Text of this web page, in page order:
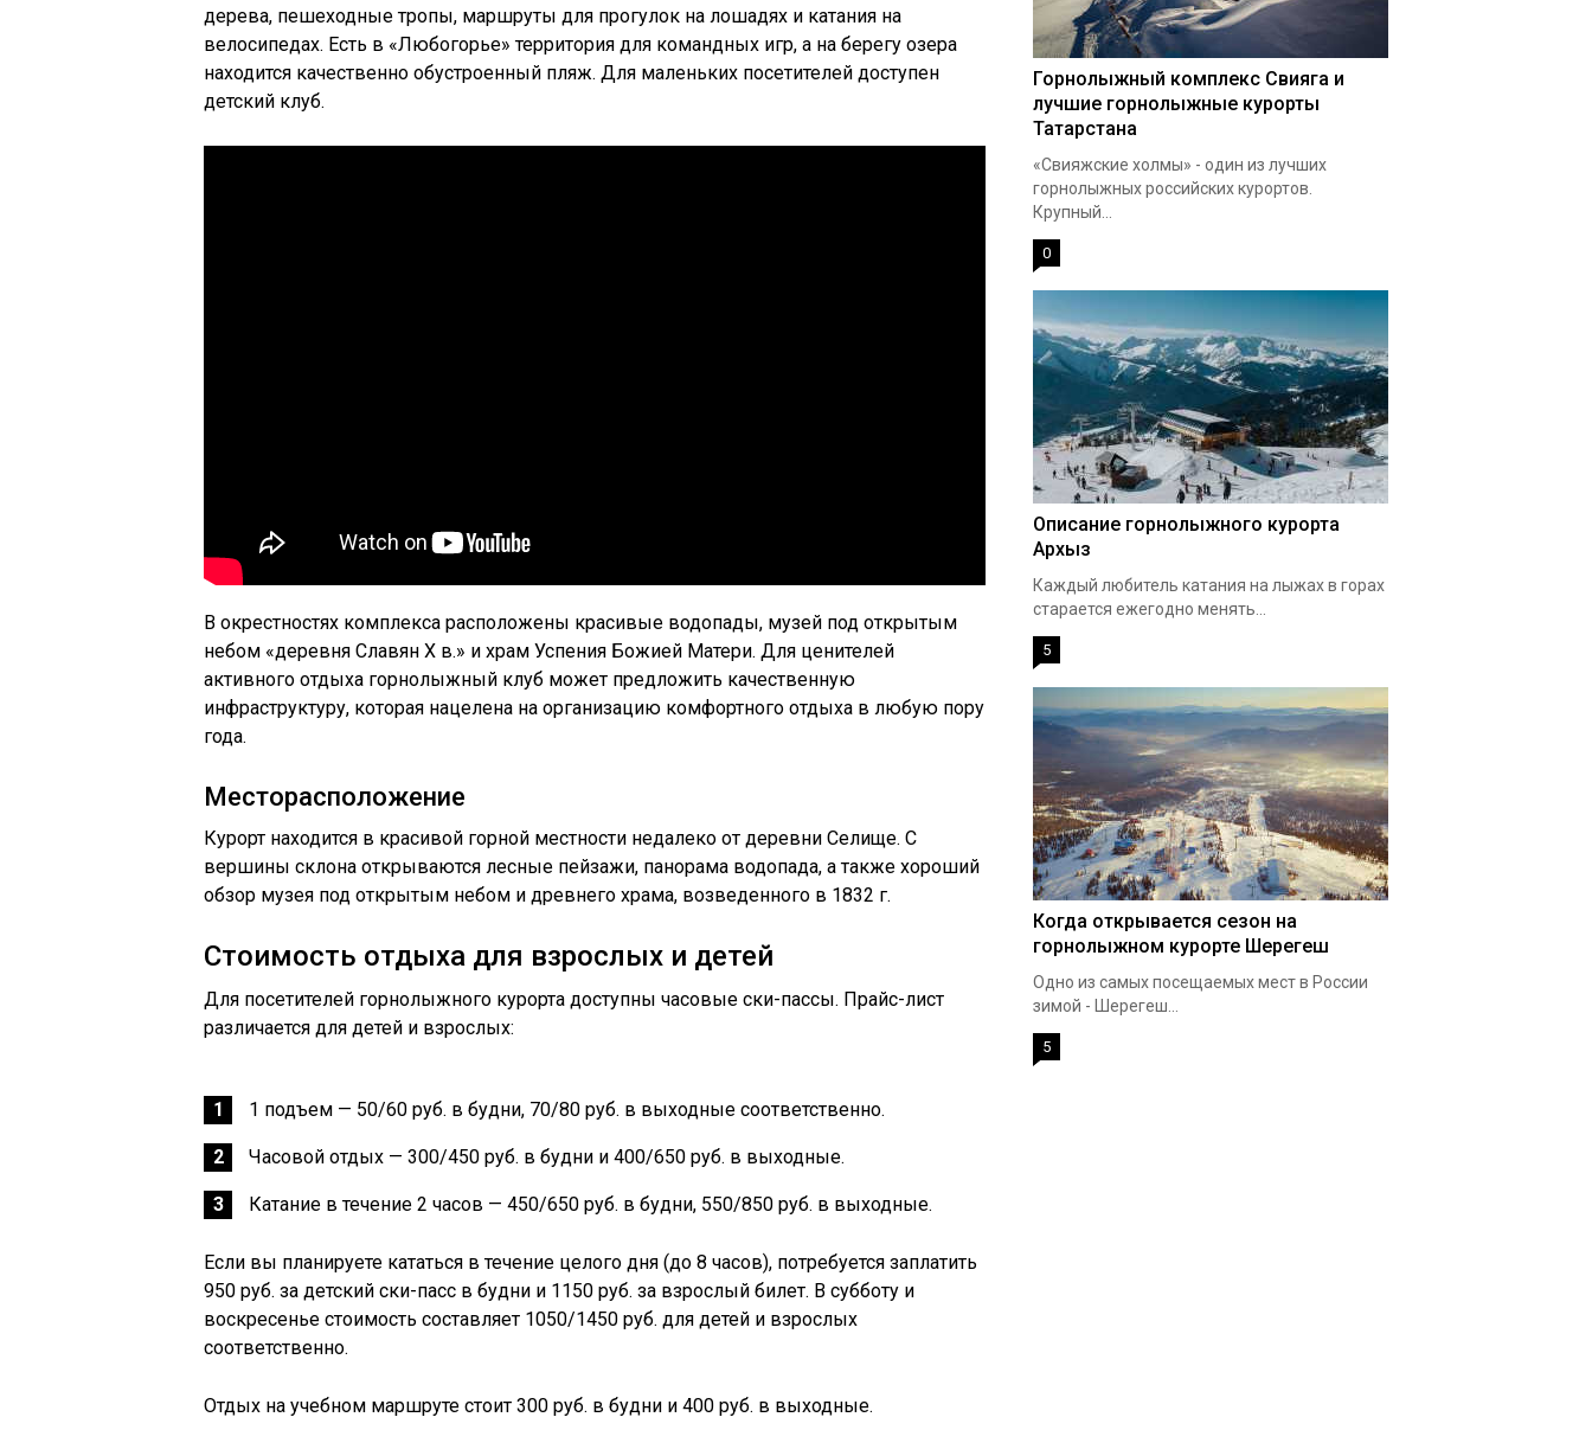
дерева, пешеходные тропы, маршруты для прогулок на лошадях и катания на
велосипедах. Есть в «Любогорье» территория для командных игр, а на берегу озера
находится качественно обустроенный пляж. Для маленьких посетителей доступен
детский клуб.
В окрестностях комплекса расположены красивые водопады, музей под открытым
небом «деревня Славян X в.» и храм Успения Божией Матери. Для ценителей
активного отдыха горнолыжный клуб может предложить качественную
инфраструктуру, которая нацелена на организацию комфортного отдыха в любую пору
года.
Месторасположение
Курорт находится в красивой горной местности недалеко от деревни Селище. С
вершины склона открываются лесные пейзажи, панорама водопада, а также хороший
обзор музея под открытым небом и древнего храма, возведенного в 1832 г.
Стоимость отдыха для взрослых и детей
Для посетителей горнолыжного курорта доступны часовые ски-пассы. Прайс-лист
различается для детей и взрослых:
1 подъем — 50/60 руб. в будни, 70/80 руб. в выходные соответственно.
Часовой отдых — 300/450 руб. в будни и 400/650 руб. в выходные.
Катание в течение 2 часов — 450/650 руб. в будни, 550/850 руб. в выходные.
Если вы планируете кататься в течение целого дня (до 8 часов), потребуется заплатить
950 руб. за детский ски-пасс в будни и 1150 руб. за взрослый билет. В субботу и
воскресенье стоимость составляет 1050/1450 руб. для детей и взрослых
соответственно.
Отдых на учебном маршруте стоит 300 руб. в будни и 400 руб. в выходные.
Горнолыжный комплекс Свияга и
лучшие горнолыжные курорты
Татарстана
«Свияжские холмы» - один из лучших
горнолыжных российских курортов.
Крупный...
0
Описание горнолыжного курорта
Архыз
Каждый любитель катания на лыжах в горах
старается ежегодно менять...
5
Когда открывается сезон на
горнолыжном курорте Шерегеш
Одно из самых посещаемых мест в России
зимой - Шерегеш...
5